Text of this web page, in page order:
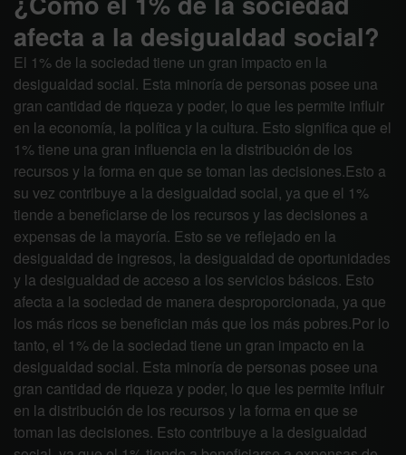
afecta a la desigualdad social?
El 1% de la sociedad tiene un gran impacto en la
desigualdad social. Esta minoría de personas posee una
gran cantidad de riqueza y poder, lo que les permite influir
en la economía, la política y la cultura. Esto significa que el
1% tiene una gran influencia en la distribución de los
recursos y la forma en que se toman las decisiones.Esto a
su vez contribuye a la desigualdad social, ya que el 1%
tiende a beneficiarse de los recursos y las decisiones a
expensas de la mayoría. Esto se ve reflejado en la
desigualdad de ingresos, la desigualdad de oportunidades
y la desigualdad de acceso a los servicios básicos. Esto
afecta a la sociedad de manera desproporcionada, ya que
los más ricos se benefician más que los más pobres.Por lo
tanto, el 1% de la sociedad tiene un gran impacto en la
desigualdad social. Esta minoría de personas posee una
gran cantidad de riqueza y poder, lo que les permite influir
en la distribución de los recursos y la forma en que se
toman las decisiones. Esto contribuye a la desigualdad